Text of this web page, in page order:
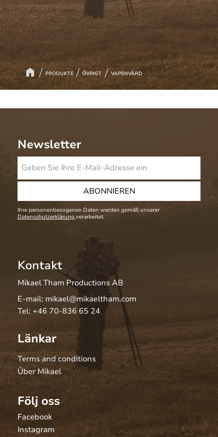
PRODUKTE ÖVRIGT VAPENVÅRD
Newsletter
ABONNIEREN
Ihre personenbezogenen Daten werden gemäß unserer
Datenschutzerklärung verarbeitet.
Kontakt
Mikael Tham Productions AB
E-mail: mikael@mikaeltham.com
Tel: +46 70-836 65 24
Länkar
Terms and conditions
Über Mikael
Följ oss
Facebook
Instagram